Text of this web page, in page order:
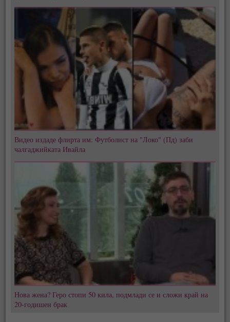
Видео издаде флирта им: Футболист на "Локо" (Пд) заби
чалгаджийката Ивайла
Нова жена? Геро стопи 50 кила, подмлади се и сложи край на
20-годишен брак